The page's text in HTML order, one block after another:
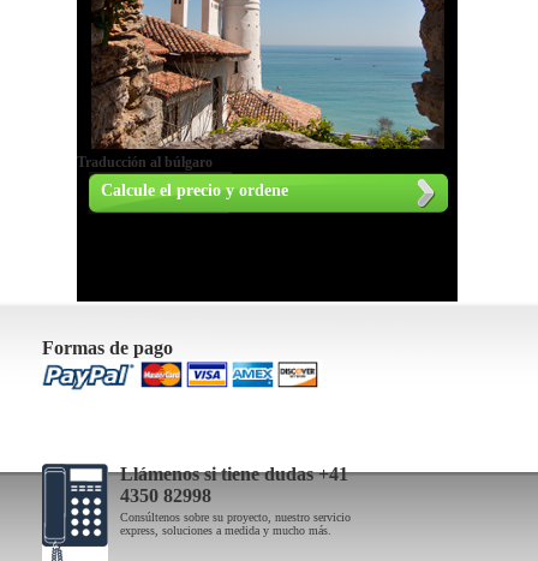
Traducción al búlgaro
Calcule el precio y ordene
Formas de pago
Llámenos si tiene dudas +41
4350 82998
Consúltenos sobre su proyecto, nuestro servicio
express, soluciones a medida y mucho más.